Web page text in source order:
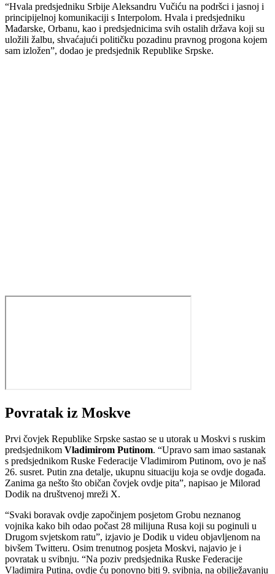
“Hvala predsjedniku Srbije Aleksandru Vučiću na podršci i jasnoj i
principijelnoj komunikaciji s Interpolom. Hvala i predsjedniku
Mađarske, Orbanu, kao i predsjednicima svih ostalih država koji su
uložili žalbu, shvaćajući političku pozadinu pravnog progona kojem
sam izložen”, dodao je predsjednik Republike Srpske.
Povratak iz Moskve
Prvi čovjek Republike Srpske sastao se u utorak u Moskvi s ruskim
predsjednikom Vladimirom Putinom. “Upravo sam imao sastanak
s predsjednikom Ruske Federacije Vladimirom Putinom, ovo je naš
26. susret. Putin zna detalje, ukupnu situaciju koja se ovdje događa.
Zanima ga nešto što običan čovjek ovdje pita”, napisao je Milorad
Dodik na društvenoj mreži X.
“Svaki boravak ovdje započinjem posjetom Grobu neznanog
vojnika kako bih odao počast 28 milijuna Rusa koji su poginuli u
Drugom svjetskom ratu”, izjavio je Dodik u videu objavljenom na
bivšem Twitteru. Osim trenutnog posjeta Moskvi, najavio je i
povratak u svibnju. “Na poziv predsjednika Ruske Federacije
Vladimira Putina, ovdje ću ponovno biti 9. svibnja, na obilježavanju